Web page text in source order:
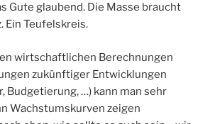
Gute glaubend. Die Masse braucht
Ein Teufelskreis.
wirtschaftlichen Berechnungen
zukünftiger Entwicklungen
Budgetierung, …) kann man sehr
Wachstumskurven zeigen